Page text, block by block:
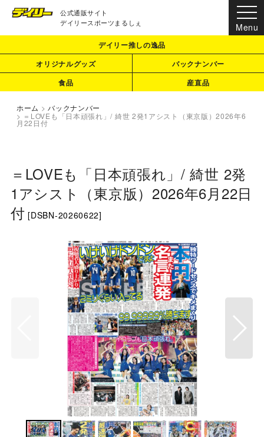
公式通販サイト
デイリースポーツまるしぇ
デイリー推しの逸品
オリジナルグッズ
バックナンバー
食品
産直品
ホーム > バックナンバー
> ＝LOVEも「日本頑張れ」/ 綺世 2発1アシスト（東京版）2026年6
月22日付
＝LOVEも「日本頑張れ」/ 綺世 2発
1アシスト（東京版）2026年6月22日
付 [DSBN-20260622]